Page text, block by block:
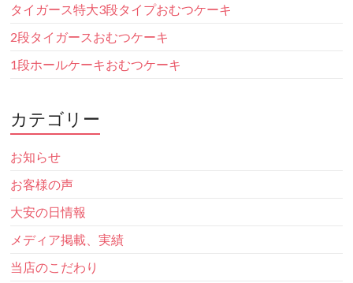
タイガース特大3段タイプおむつケーキ
2段タイガースおむつケーキ
1段ホールケーキおむつケーキ
カテゴリー
お知らせ
お客様の声
大安の日情報
メディア掲載、実績
当店のこだわり